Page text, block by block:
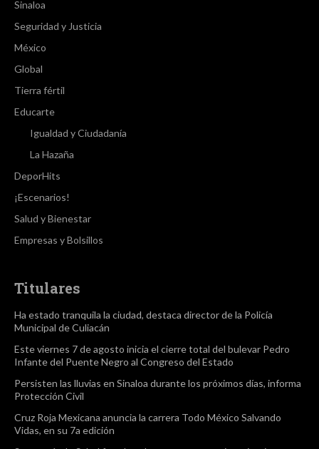
Sinaloa
Seguridad y Justicia
México
Global
Tierra fértil
Educarte
Igualdad y Ciudadanía
La Hazaña
DeporHits
¡Escenarios!
Salud y Bienestar
Empresas y Bolsillos
Titulares
Ha estado tranquila la ciudad, destaca director de la Policía
Municipal de Culiacán
Este viernes 7 de agosto inicia el cierre total del bulevar Pedro
Infante del Puente Negro al Congreso del Estado
Persisten las lluvias en Sinaloa durante los próximos días, informa
Protección Civil
Cruz Roja Mexicana anuncia la carrera Todo México Salvando
Vidas, en su 7a edición